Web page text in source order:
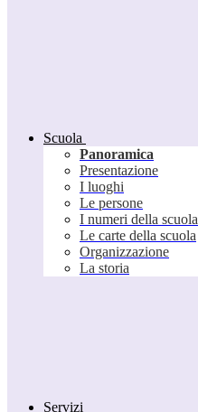
Scuola
Panoramica
Presentazione
I luoghi
Le persone
I numeri della scuola
Le carte della scuola
Organizzazione
La storia
Servizi